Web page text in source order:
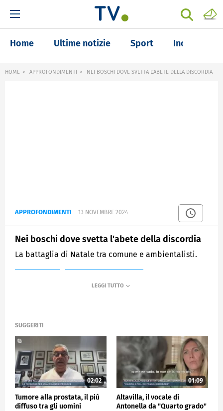
Home Ultime notizie Sport Inchieste
HOME APPROFONDIMENTI NEI BOSCHI DOVE SVETTA L'ABETE DELLA DISCORDIA
APPROFONDIMENTI 13 NOVEMBRE 2024
Nei boschi dove svetta l'abete della discordia
La battaglia di Natale tra comune e ambientalisti.
SUGGERITI
02:02
Tumore alla prostata, il più
diffuso tra gli uomini
01:09
Altavilla, il vocale di
Antonella da "Quarto grado"